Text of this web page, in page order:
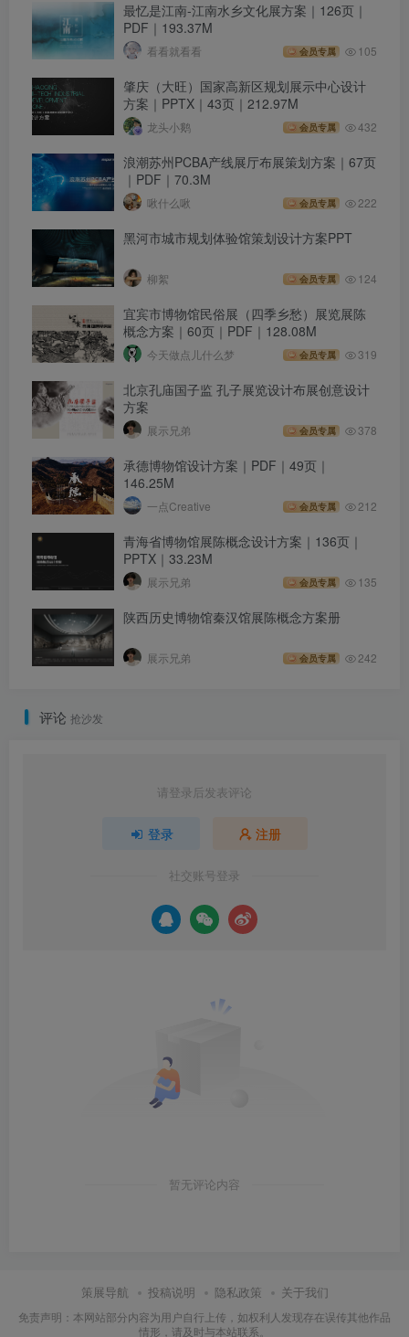
最忆是江南-江南水乡文化展方案｜126页｜
PDF｜193.37M
看看就看看 会员专属 105
肇庆（大旺）国家高新区规划展示中心设计
方案｜PPTX｜43页｜212.97M
龙头小鹅 会员专属 432
浪潮苏州PCBA产线展厅布展策划方案｜67页
｜PDF｜70.3M
啾什么啾 会员专属 222
黑河市城市规划体验馆策划设计方案PPT
柳絮 会员专属 124
宜宾市博物馆民俗展（四季乡愁）展览展陈
概念方案｜60页｜PDF｜128.08M
今天做点儿什么梦 会员专属 319
北京孔庙国子监 孔子展览设计布展创意设计
方案
展示兄弟 会员专属 378
承德博物馆设计方案｜PDF｜49页｜
146.25M
一点Creative 会员专属 212
青海省博物馆展陈概念设计方案｜136页｜
PPTX｜33.23M
展示兄弟 会员专属 135
陕西历史博物馆秦汉馆展陈概念方案册
展示兄弟 会员专属 242
评论 抢沙发
请登录后发表评论
登录 注册
社交账号登录
暂无评论内容
策展导航 投稿说明 隐私政策 关于我们
免责声明：本网站部分内容为用户自行上传，如权利人发现存在误传其他作品
情形，请及时与本站联系。